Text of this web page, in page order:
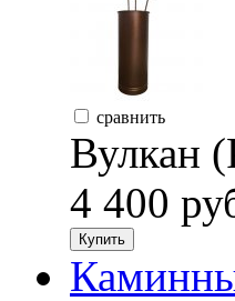
сравнить
Вулкан
4 400
Купить